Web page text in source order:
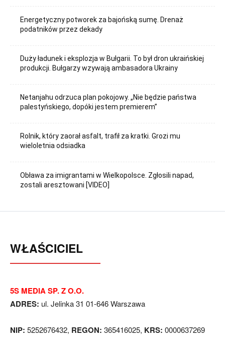
Energetyczny potworek za bajońską sumę. Drenaż
podatników przez dekady
Duży ładunek i eksplozja w Bułgarii. To był dron ukraińskiej
produkcji. Bułgarzy wzywają ambasadora Ukrainy
Netanjahu odrzuca plan pokojowy. „Nie będzie państwa
palestyńskiego, dopóki jestem premierem”
Rolnik, który zaorał asfalt, trafił za kratki. Grozi mu
wieloletnia odsiadka
Obława za imigrantami w Wielkopolsce. Zgłosili napad,
zostali aresztowani [VIDEO]
WŁAŚCICIEL
5S MEDIA SP. Z O.O.
ADRES: ul. Jelinka 31 01-646 Warszawa
NIP: 5252676432, REGON: 365416025, KRS: 0000637269